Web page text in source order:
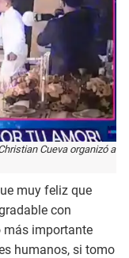
Cueva organizó a
muy feliz que
con
más importante
humanos, si tomo